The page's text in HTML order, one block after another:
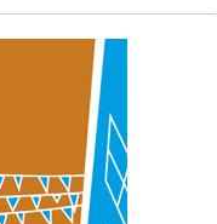
nola egin
moduari
zure lehentasunak
edo ken dezakezu